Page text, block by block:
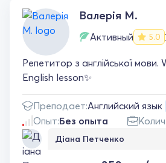
Валерія М.
Активный 5.0
Репетитор з англійської
English lesson✨
Преподает:Английский язык
Опыт:Без опыта
Діана Петченко